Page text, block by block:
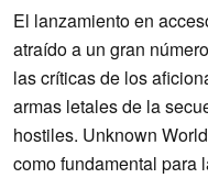
El lanzamiento en
atraído a un gran
las críticas de los
armas letales de la
hostiles. Unknown
como fundamental para